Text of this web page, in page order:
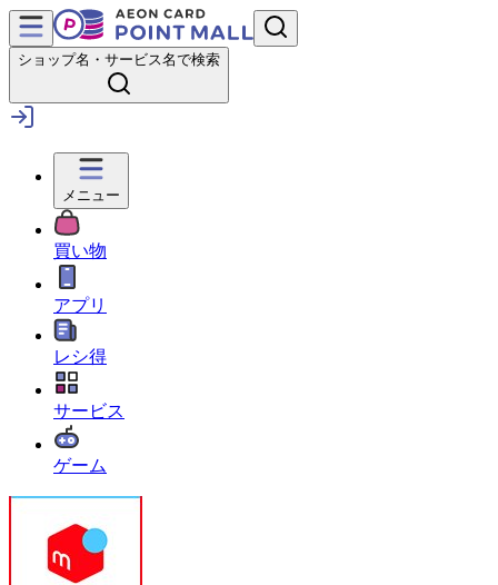
ショップ名・サービス名で検索
メニュー
買い物
アプリ
レシ得
サービス
ゲーム